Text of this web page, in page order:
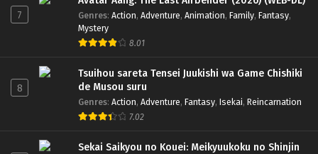
7 Genres: Action, Adventure, Animation, Family, Fantasy,
Mystery
8.01
8
Tsuihou sareta Tensei Juukishi wa Game Chishiki
de Musou suru
Genres: Action, Adventure, Fantasy, Isekai, Reincarnation
7.02
Sekai Saikyou no Kouei: Meikyuukoku no Shinjin